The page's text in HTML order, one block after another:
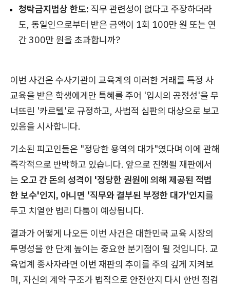
청탁금지법상 한도: 직무 관련성이 없다고 주장하더라
도, 동일인으로부터 받은 금액이 1회 100만 원 또는 연
간 300만 원을 초과합니까?
이번 사건은 수사기관이 교육계의 이러한 거래를 특정 사
교육을 받은 학생에게만 특혜를 주어 '입시의 공정성'을 무
너뜨린 '카르텔'로 규정하고, 사법적 심판의 대상으로 보고
있음을 시사합니다.
기소된 피고인들은 "정당한 용역의 대가"였다며 이에 관해
즉각적으로 반박하고 있습니다. 앞으로 진행될 재판에서
는 오고 간 돈의 성격이 '정당한 권원에 의해 제공된 적법
한 보수'인지, 아니면 '직무와 결부된 부정한 대가'인지를
두고 치열한 법리 다툼이 예상됩니다.
결과가 어떻게 나오든 이번 사건은 대한민국 교육 시장의
투명성을 한 단계 높이는 중요한 분기점이 될 것입니다. 교
육업계 종사자라면 이번 재판의 추이를 주의 깊게 지켜보
며, 자신의 계약 구조가 법적으로 안전한지 다시 한번 점검